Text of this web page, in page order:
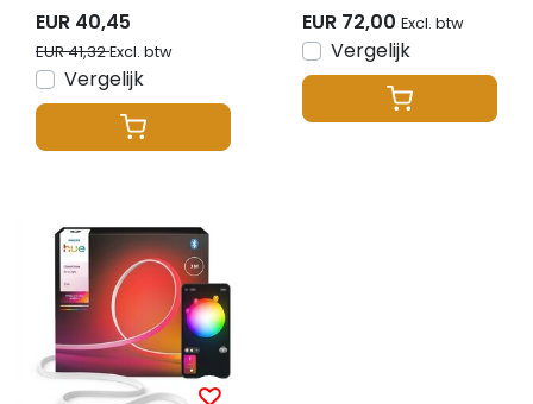
EUR 40,45
EUR 41,32Excl. btw
Vergelijk
EUR 72,00 Excl. btw
Vergelijk